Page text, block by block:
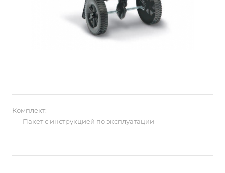
Комплект:
Пакет с инструкцией по эксплуатации